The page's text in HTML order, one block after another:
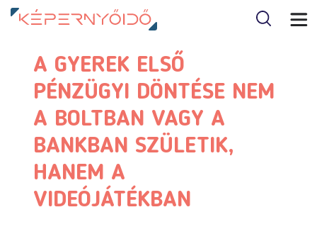
A GYEREK ELSŐ
PÉNZÜGYI DÖNTÉSE NEM
A BOLTBAN VAGY A
BANKBAN SZÜLETIK,
HANEM A
VIDEÓJÁTÉKBAN